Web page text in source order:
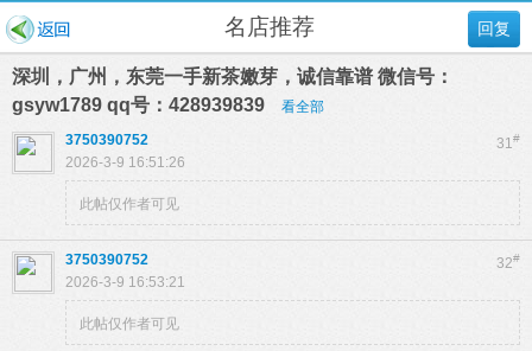
回复
名店推荐
深圳，广州，东莞一手新茶嫩芽，诚信靠谱 微信号：
gsyw1789 qq号：428939839
看全部
31#
3750390752
2026-3-9 16:51:26
此帖仅作者可见
32#
3750390752
2026-3-9 16:53:21
此帖仅作者可见